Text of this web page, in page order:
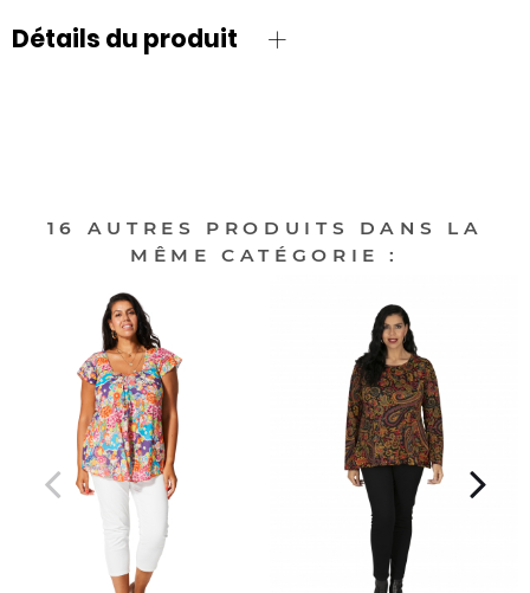
Détails du produit
16 AUTRES PRODUITS DANS LA
MÊME CATÉGORIE :